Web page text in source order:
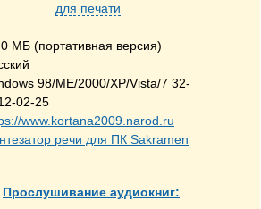
для печати
МБ (портативная версия)
98/ME/2000/XP/Vista/7 32-bit
02-25
www.kortana2009.narod.ru
речи для ПК Sakrament TalkerPro
Прослушивание аудиокниг: